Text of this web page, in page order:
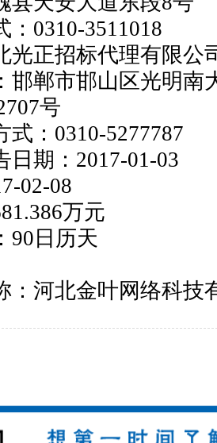
：0310-3511018
光正招标代理有限公
邯郸市邯山区光明南
号
：0310-5277787
日期：2017-01-03
02-08
万元
90日历天
：河北金叶网络科技
孙中亮：专注北斗芯片